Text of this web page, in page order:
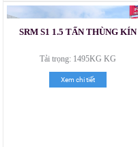
SRM S1 1.5 TẤN THÙNG KÍN
Tải trọng: 1495KG KG
Xem chi tiết